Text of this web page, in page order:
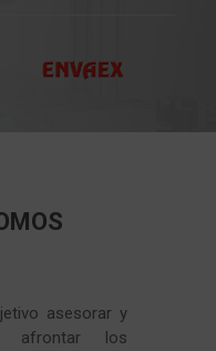
asesorar y
afrontar los